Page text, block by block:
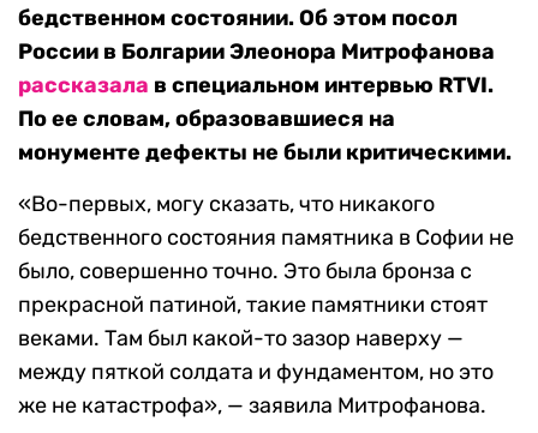
бедственном состоянии. Об этом посол
России в Болгарии Элеонора Митрофанова
рассказала в специальном интервью RTVI.
По ее словам, образовавшиеся на
монументе дефекты не были критическими.
«Во-первых, могу сказать, что никакого
бедственного состояния памятника в Софии не
было, совершенно точно. Это была бронза с
прекрасной патиной, такие памятники стоят
веками. Там был какой-то зазор наверху —
между пяткой солдата и фундаментом, но это
же не катастрофа», — заявила Митрофанова.